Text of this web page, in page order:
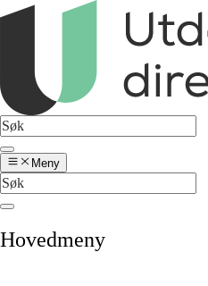
Meny
Hovedmeny